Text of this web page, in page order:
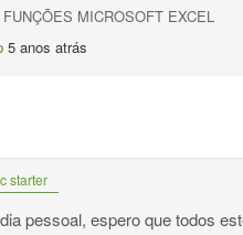
MICROSOFT EXCEL
5 anos atrás
starter
pessoal, espero que todos